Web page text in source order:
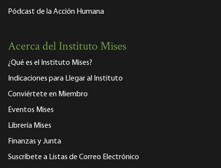
Pódcast de la Acción Humana
Acerca del Instituto Mises
¿Qué es el Instituto Mises?
Indicaciones para Llegar al Instituto
Conviértete en Miembro
Eventos Mises
Librería Mises
Finanzas y Junta
Suscríbete a Listas de Correo Electrónico